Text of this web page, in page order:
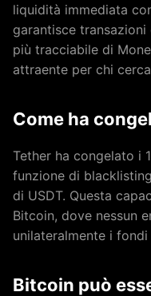
liquidità immediata
garantisce
più tracciabile di
attraente per chi
Come ha
Tether ha congelato i
funzione di
di USDT. Questa
Bitcoin, dove nessun
unilateralmente i
Bitcoin può